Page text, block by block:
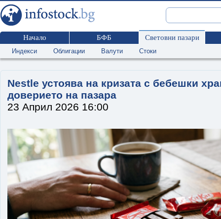
Начало БФБ Световни пазари
Индекси Облигации Валути Стоки
Nestle устоява на кризата с бебешки
доверието на пазара
23 Април 2026 16:00